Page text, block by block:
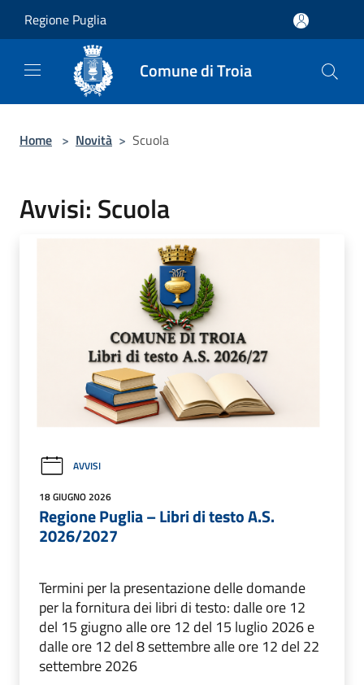
Regione Puglia
Comune di Troia
Home > Novità > Scuola
Avvisi: Scuola
AVVISI
18 GIUGNO 2026
Regione Puglia – Libri di testo A.S.
2026/2027
Termini per la presentazione delle domande
per la fornitura dei libri di testo: dalle ore 12
del 15 giugno alle ore 12 del 15 luglio 2026 e
dalle ore 12 del 8 settembre alle ore 12 del 22
settembre 2026